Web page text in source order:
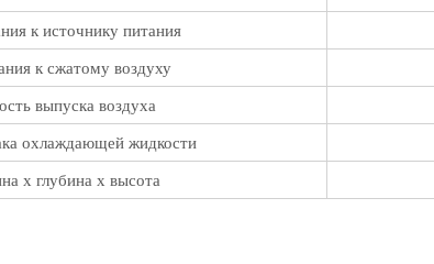
к источнику питания
к сжатому воздуху
выпуска воздуха
охлаждающей жидкости
х глубина х высота